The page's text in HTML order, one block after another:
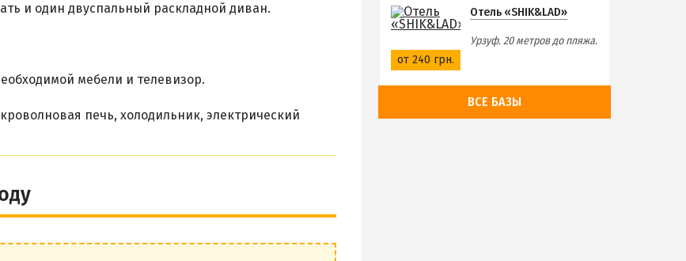
и один двуспальный раскладной диван.
мебели и телевизор.
печь, холодильник, электрический
от 240 грн.
Отель «SHIK&LAD»
Урзуф. 20 метров до пляжа.
ВСЕ БАЗЫ